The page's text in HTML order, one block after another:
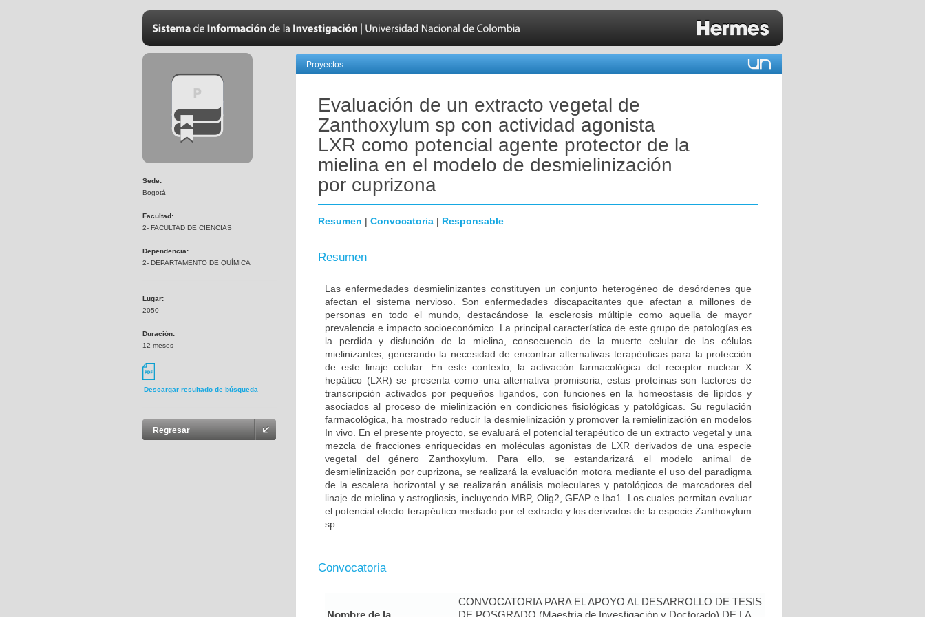
Sede:
Bogotá
Facultad:
2- FACULTAD DE CIENCIAS
Dependencia:
2- DEPARTAMENTO DE QUÍMICA
Lugar:
2050
Duración:
12 meses
Descargar resultado de búsqueda
Regresar
Proyectos
Evaluación de un extracto vegetal de
Zanthoxylum sp con actividad agonista
LXR como potencial agente protector de la
mielina en el modelo de desmielinización
por cuprizona
Resumen | Convocatoria | Responsable
Resumen
Las enfermedades desmielinizantes constituyen un conjunto heterogéneo de desórdenes que
afectan el sistema nervioso. Son enfermedades discapacitantes que afectan a millones de
personas en todo el mundo, destacándose la esclerosis múltiple como aquella de mayor
prevalencia e impacto socioeconómico. La principal característica de este grupo de patologías es
la perdida y disfunción de la mielina, consecuencia de la muerte celular de las células
mielinizantes, generando la necesidad de encontrar alternativas terapéuticas para la protección
de este linaje celular. En este contexto, la activación farmacológica del receptor nuclear X
hepático (LXR) se presenta como una alternativa promisoria, estas proteínas son factores de
transcripción activados por pequeños ligandos, con funciones en la homeostasis de lípidos y
asociados al proceso de mielinización en condiciones fisiológicas y patológicas. Su regulación
farmacológica, ha mostrado reducir la desmielinización y promover la remielinización en modelos
In vivo. En el presente proyecto, se evaluará el potencial terapéutico de un extracto vegetal y una
mezcla de fracciones enriquecidas en moléculas agonistas de LXR derivados de una especie
vegetal del género Zanthoxylum. Para ello, se estandarizará el modelo animal de
desmielinización por cuprizona, se realizará la evaluación motora mediante el uso del paradigma
de la escalera horizontal y se realizarán análisis moleculares y patológicos de marcadores del
linaje de mielina y astrogliosis, incluyendo MBP, Olig2, GFAP e Iba1. Los cuales permitan evaluar
el potencial efecto terapéutico mediado por el extracto y los derivados de la especie Zanthoxylum
sp.
Convocatoria
Nombre de la
CONVOCATORIA PARA EL APOYO AL DESARROLLO DE TESIS
DE POSGRADO (Maestría de Investigación y Doctorado) DE LA